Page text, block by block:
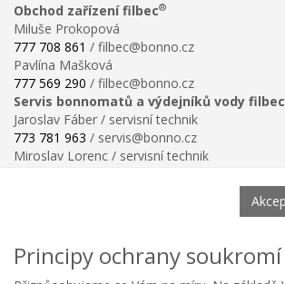
Obchod zařízení filbec®
Miluše Prokopová
777 708 861 / filbec@bonno.cz
Pavlína Mašková
777 569 290 / filbec@bonno.cz
Servis bonnomatů a výdejníků vody filbec
Jaroslav Fáber / servisní technik
773 781 963 / servis@bonno.cz
Miroslav Lorenc / servisní technik
Ochrana osobních údajů
Poučení o právu na odstoupení od smlouvy
Reklamační řád
Principy ochrany soukromí